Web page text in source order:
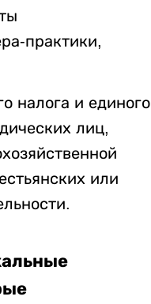
практики,
налога и единого
лиц,
или